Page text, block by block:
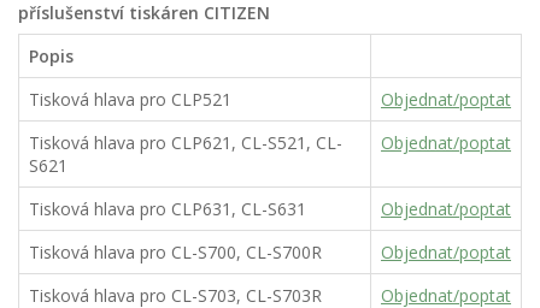
příslušenství tiskáren CITIZEN
Popis
Tisková hlava pro CLP521
Objednat/poptat
Tisková hlava pro CLP621, CL-S521, CL-
S621
Objednat/poptat
Tisková hlava pro CLP631, CL-S631
Objednat/poptat
Tisková hlava pro CL-S700, CL-S700R
Objednat/poptat
Tisková hlava pro CL-S703, CL-S703R
Objednat/poptat